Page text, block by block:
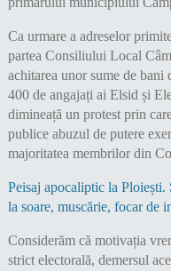
Ca urmare a adreselor
partea Consiliului Local
achitarea unor sume de
400 de angajați ai Elsid și
dimineață un protest prin
publice abuzul de putere
majoritatea membrilor din
Peisaj apocaliptic la Ploiești.
la soare, muscărie, focar de
Considerăm că motivația
strict electorală, demersul